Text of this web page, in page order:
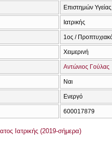
Επιστημών Υγείας
Ιατρικής
1ος /
Χειμερινή
Αντώνιος Γούλας
Ναι
Ενεργό
600017879
Ιατρικής (2019-σήμερα)